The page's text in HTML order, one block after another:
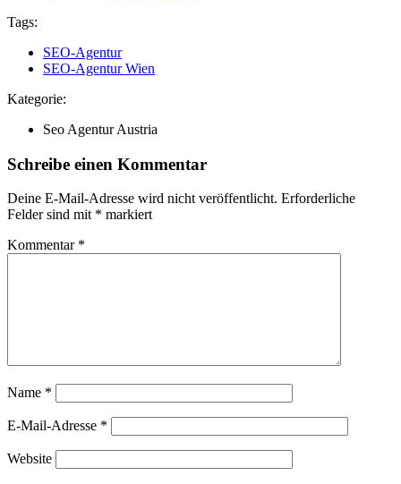
Tags:
SEO-Agentur
SEO-Agentur Wien
Kategorie:
Seo Agentur Austria
Schreibe einen Kommentar
Deine E-Mail-Adresse wird nicht veröffentlicht. Erforderliche
Felder sind mit * markiert
Kommentar *
Name *
E-Mail-Adresse *
Website